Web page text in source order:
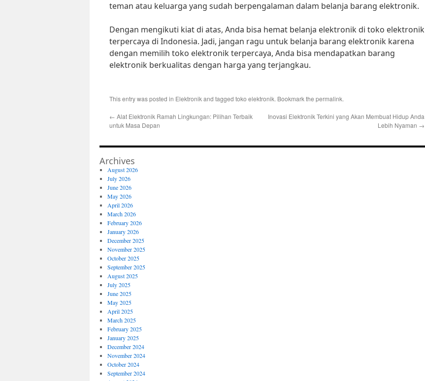
teman atau keluarga yang sudah berpengalaman dalam belanja barang elektronik.
Dengan mengikuti kiat di atas, Anda bisa hemat belanja elektronik di toko elektronik
terpercaya di Indonesia. Jadi, jangan ragu untuk belanja barang elektronik karena
dengan memilih toko elektronik terpercaya, Anda bisa mendapatkan barang
elektronik berkualitas dengan harga yang terjangkau.
This entry was posted in Elektronikand tagged toko elektronik. Bookmark the permalink.
← Alat Elektronik Ramah Lingkungan: Pilihan Terbaik
untuk Masa Depan
Inovasi Elektronik Terkini yang Akan Membuat Hidup Anda
Lebih Nyaman →
Archives
August 2026
July 2026
June 2026
May 2026
April 2026
March 2026
February 2026
January 2026
December 2025
November 2025
October 2025
September 2025
August 2025
July 2025
June 2025
May 2025
April 2025
March 2025
February 2025
January 2025
December 2024
November 2024
October 2024
September 2024